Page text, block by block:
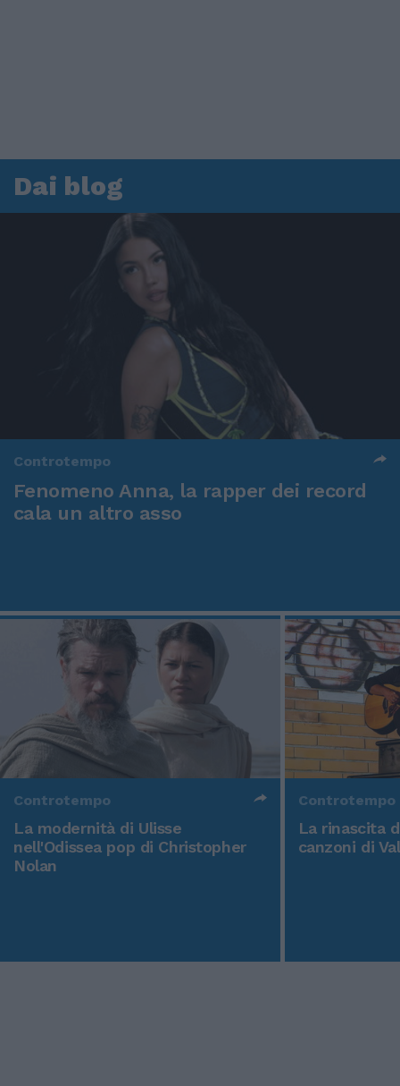
Dai blog
Controtempo
Fenomeno Anna, la rapper dei record
cala un altro asso
Controtempo
La modernità di Ulisse
nell'Odissea pop di Christopher
Nolan
Controtempo
La rinascita
canzoni di